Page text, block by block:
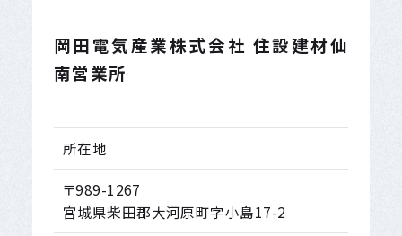
岡田電気産業株式会社 住設建材仙
南営業所
所在地
〒989-1267
宮城県柴田郡大河原町字小島17-2